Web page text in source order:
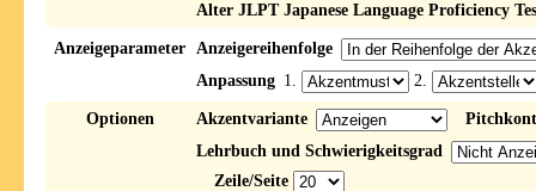
Alter JLPT Japanese Language Proficiency
Anzeigeparameter Anzeigereihenfolge
Anpassung 1. 2.
Optionen Akzentvariante
Lehrbuch und Schwierigkeitsgrad
Zeile/Seite